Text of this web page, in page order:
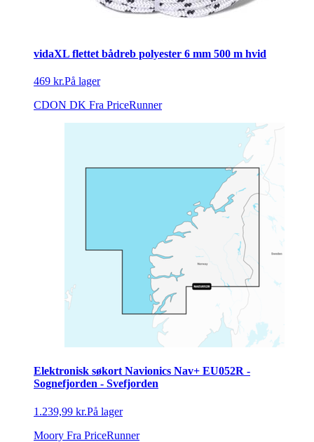
vidaXL flettet bådreb polyester 6 mm 500 m hvid
469 kr.På lager
CDON DK Fra PriceRunner
Elektronisk søkort Navionics Nav+ EU052R -
Sognefjorden - Svefjorden
1.239,99 kr.På lager
Moory Fra PriceRunner